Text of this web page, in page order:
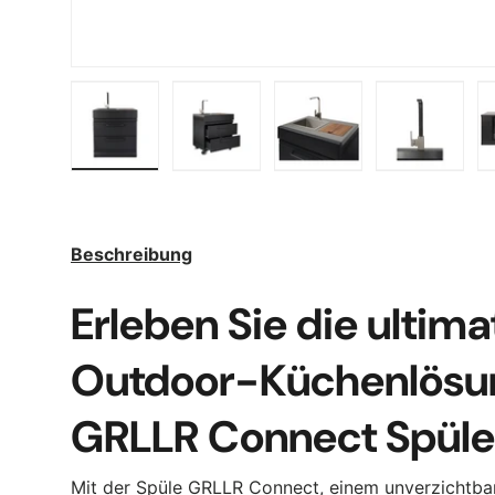
Beschreibung
Erleben Sie die
Outdoor-
GRLLR Connect
Mit der Spüle GRLLR Connect, einem